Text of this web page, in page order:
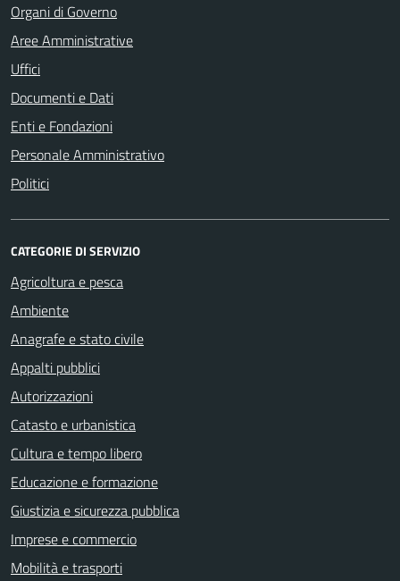
Organi di Governo
Aree Amministrative
Uffici
Documenti e Dati
Enti e Fondazioni
Personale Amministrativo
Politici
CATEGORIE DI SERVIZIO
Agricoltura e pesca
Ambiente
Anagrafe e stato civile
Appalti pubblici
Autorizzazioni
Catasto e urbanistica
Cultura e tempo libero
Educazione e formazione
Giustizia e sicurezza pubblica
Imprese e commercio
Mobilità e trasporti